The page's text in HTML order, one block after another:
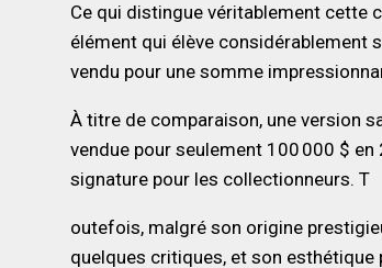
Ce qui distingue véritablement cette
élément qui élève considérablement
vendu pour une somme
À titre de comparaison, une version
vendue pour seulement 100 000 $
signature pour les collectionneurs. T
outefois, malgré son origine
quelques critiques, et son